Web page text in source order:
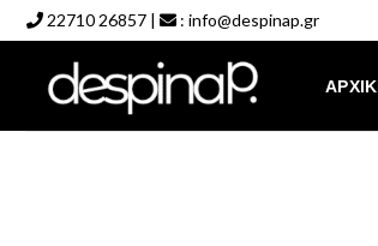
to
content
22710 26857 | : info@despinap.gr